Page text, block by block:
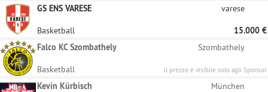
GS ENS VARESE
varese
Basketball
15.000 €
Falco KC Szombathely
Szombathely
Basketball
Il prezzo è visibile solo agli Sponsor
Kevin Kürbisch München